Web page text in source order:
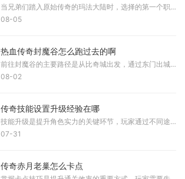
当兄弟们踏入原始传奇的玛法大陆时，选择的第一个职业往往会决定后续的游戏体验。道士在当前版本中被许多老玩家誉为版本之子，拥有独特的双流派玩法，既能承担团队的守护者角
08-05
热血传奇封魔谷怎么跑过去的啊
前往封魔谷的主要路径是从比奇城出发，通过东门出城后进入沃玛森林，接着向右下方即东南方向移动，即可找到封魔谷的入口。另一条路线是从盟重土城开始，向左下方即西南方向移
08-02
传奇技能设置升级经验在哪
技能升级是提升角色实力的关键环节，玩家通过不同途径获取技能书或积累经验值来实现技能等级的提升。技能的升级直接影响角色的战斗效率和生存能力，因此了解技能升级的具体位
07-31
传奇赤月老巢怎么卡点